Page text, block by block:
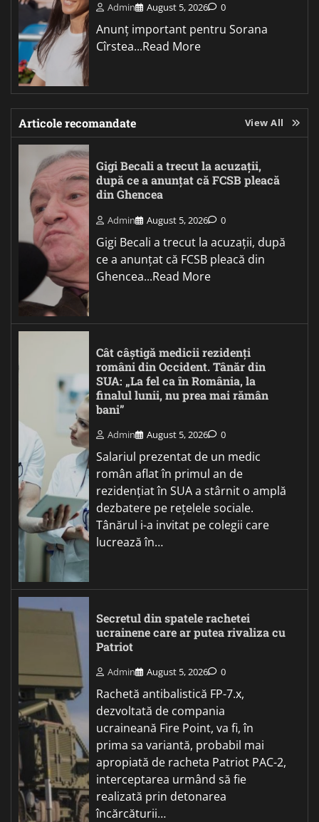
Admin August 5, 2026 0
Anunț important pentru Sorana
Cîrstea...Read More
Articole recomandate View All
Gigi Becali a trecut la acuzații,
după ce a anunțat că FCSB pleacă
din Ghencea
Admin August 5, 2026 0
Gigi Becali a trecut la acuzații, după
ce a anunțat că FCSB pleacă din
Ghencea...Read More
Cât câștigă medicii rezidenți
români din Occident. Tânăr din
SUA: „La fel ca în România, la
finalul lunii, nu prea mai rămân
bani”
Admin August 5, 2026 0
Salariul prezentat de un medic
român aflat în primul an de
rezidențiat în SUA a stârnit o amplă
dezbatere pe rețelele sociale.
Tânărul i-a invitat pe colegii care
lucrează în…
Secretul din spatele rachetei
ucrainene care ar putea rivaliza cu
Patriot
Admin August 5, 2026 0
Rachetă antibalistică FP-7.x,
dezvoltată de compania
ucraineană Fire Point, va fi, în
prima sa variantă, probabil mai
apropiată de racheta Patriot PAC-2,
interceptarea urmând să fie
realizată prin detonarea
încărcăturii…